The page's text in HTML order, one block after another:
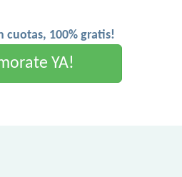
cuotas, 100% gratis!
YA!